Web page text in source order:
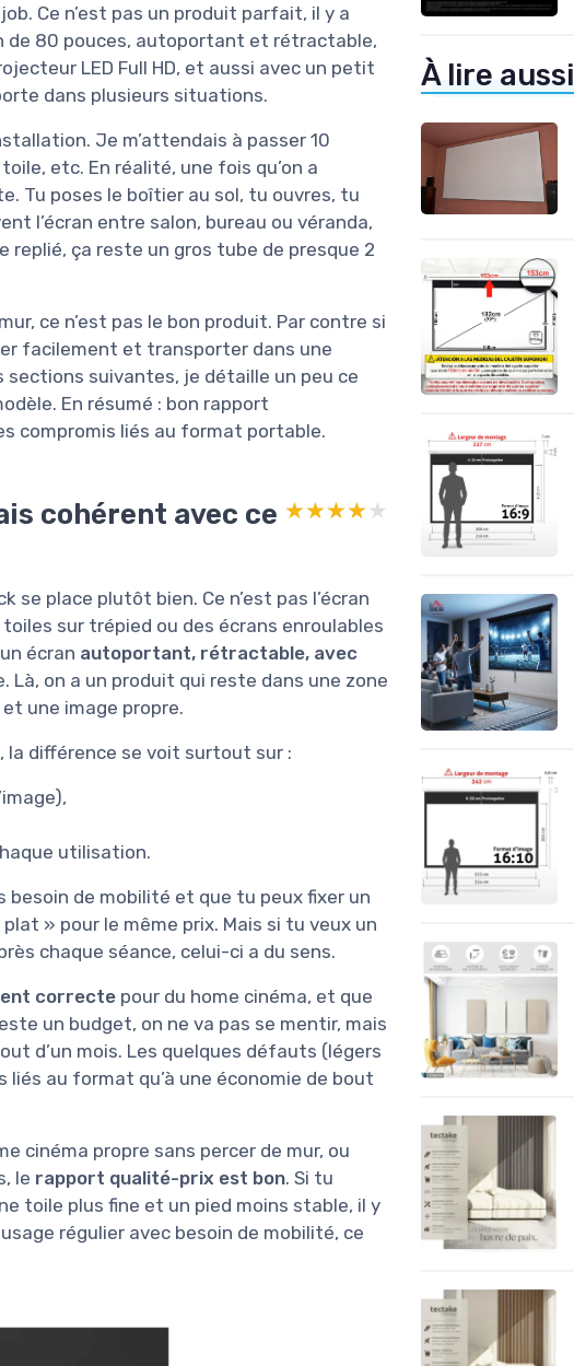
Ce n’est pas un produit parfait, il y a
de 80 pouces, autoportant et rétractable,
LED Full HD, et aussi avec un petit
dans plusieurs situations.
Je m’attendais à passer 10
etc. En réalité, une fois qu’on a
Tu poses le boîtier au sol, tu ouvres, tu
l’écran entre salon, bureau ou véranda,
ça reste un gros tube de presque 2
ce n’est pas le bon produit. Par contre si
facilement et transporter dans une
sections suivantes, je détaille un peu ce
En résumé : bon rapport
compromis liés au format portable.
cohérent avec ce ★★★★★
★★★★★
se place plutôt bien. Ce n’est pas l’écran
sur trépied ou des écrans enroulables
écran autoportant, rétractable, avec
on a un produit qui reste dans une zone
une image propre.
la différence se voit surtout sur :
utilisation.
besoin de mobilité et que tu peux fixer un
» pour le même prix. Mais si tu veux un
chaque séance, celui-ci a du sens.
correcte pour du home cinéma, et que
un budget, on ne va pas se mentir, mais
d’un mois. Les quelques défauts (légers
au format qu’à une économie de bout
cinéma propre sans percer de mur, ou
le rapport qualité-prix est bon. Si tu
toile plus fine et un pied moins stable, il y
régulier avec besoin de mobilité, ce
À lire aussi